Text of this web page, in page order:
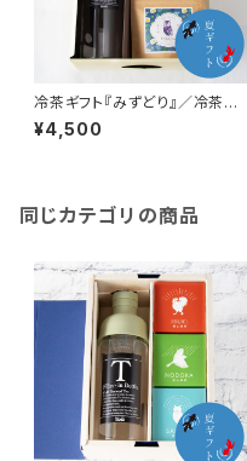
冷茶ギフト『みずどり』／冷茶ボ
トルと狭山のお茶っぱ3種類の
セット！
¥4,500
同じカテゴリの商品